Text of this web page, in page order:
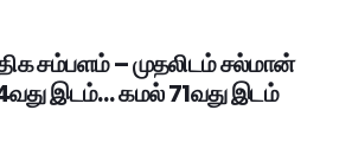
சம்பளம் – முதலிடம் சல்மான்
இடம்… கமல் 71வது இடம்